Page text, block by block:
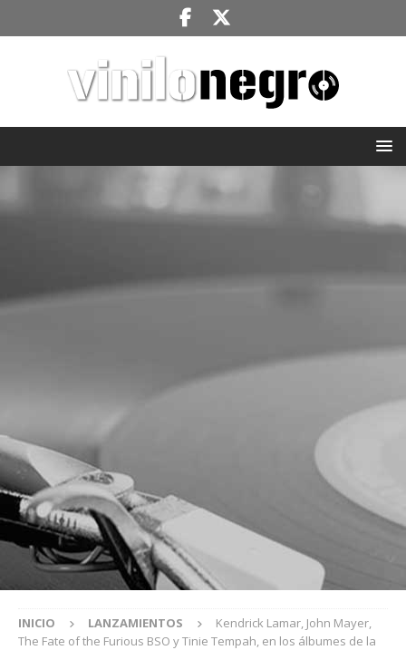
INICIO LANZAMIENTOS
Kendrick Lamar, John Mayer,
The Fate of the Furious BSO y Tinie Tempah, en los álbumes de la